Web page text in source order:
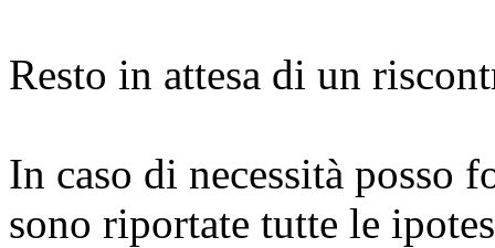
Resto in attesa di un
In caso di necessità posso
sono riportate tutte le